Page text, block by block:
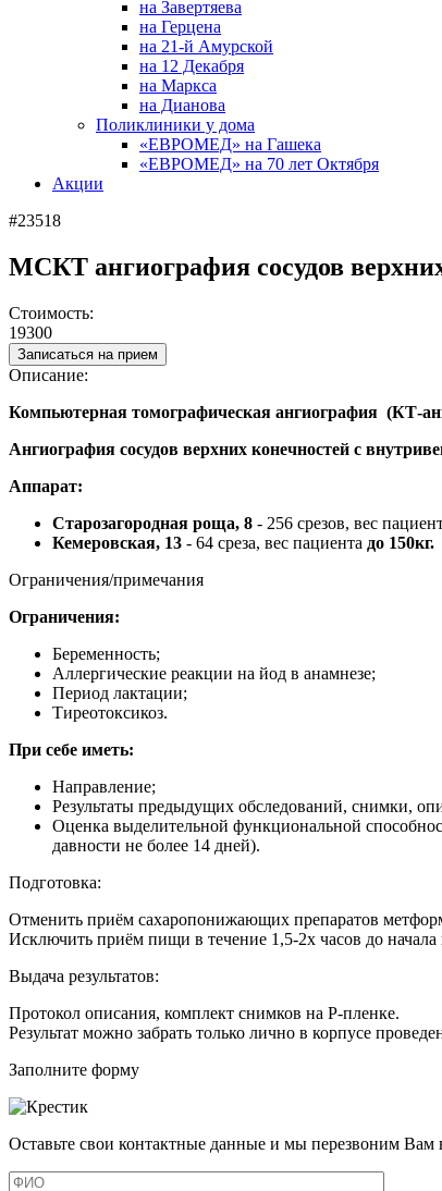
на Завертяева
на Герцена
на 21-й Амурской
на 12 Декабря
на Маркса
на Дианова
Поликлиники у дома
«ЕВРОМЕД» на Гашека
«ЕВРОМЕД» на 70 лет Октября
Акции
#23518
МСКТ ангиография сосудов
Стоимость:
19300
Записаться на прием
Описание:
Компьютерная томографическая ангиография (КТ-
Ангиография сосудов верхних конечностей с
Аппарат:
Старозагородная роща, 8 - 256 срезов, вес
Кемеровская, 13 - 64 среза, вес пациента до 150кг.
Ограничения/примечания
Ограничения:
Беременность;
Аллергические реакции на йод в анамнезе;
Период лактации;
Тиреотоксикоз.
При себе иметь:
Направление;
Результаты предыдущих обследований, снимки,
Оценка выделительной функциональной
давности не более 14 дней).
Подготовка:
Отменить приём сахаропонижающих препаратов
Исключить приём пищи в течение 1,5-2х часов до начала
Выдача результатов:
Протокол описания, комплект снимков на Р-пленке.
Результат можно забрать только лично в корпусе
Заполните форму
Оставьте свои контактные данные и мы перезвоним Вам